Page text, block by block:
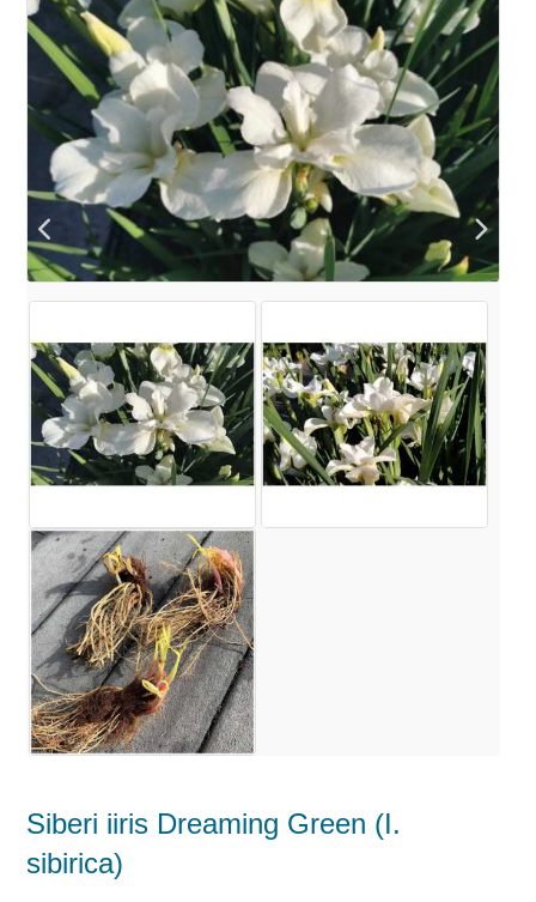
Siberi iiris Dreaming Green (I.
sibirica)